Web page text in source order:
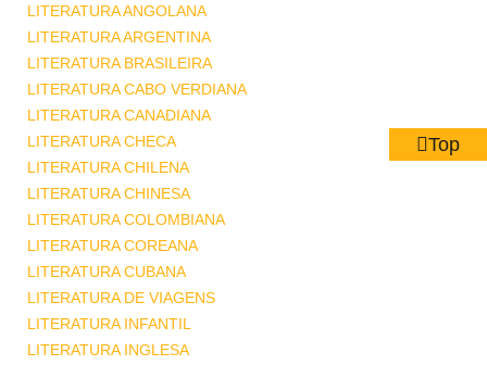
LITERATURA ANGOLANA
LITERATURA ARGENTINA
LITERATURA BRASILEIRA
LITERATURA CABO VERDIANA
LITERATURA CANADIANA
LITERATURA CHECA
LITERATURA CHILENA
LITERATURA CHINESA
LITERATURA COLOMBIANA
LITERATURA COREANA
LITERATURA CUBANA
LITERATURA DE VIAGENS
LITERATURA INFANTIL
LITERATURA INGLESA
Top